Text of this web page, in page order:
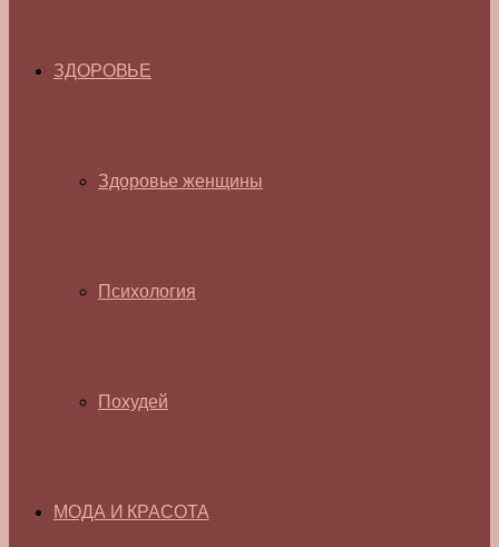
ЗДОРОВЬЕ
Здоровье женщины
Психология
Похудей
МОДА И КРАСОТА